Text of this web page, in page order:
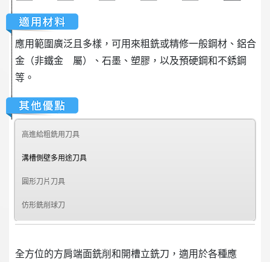
應用範圍廣泛且多樣，可用來粗銑或精修一般鋼材、鋁合
金（非鐵金 屬）、石墨、塑膠，以及預硬鋼和不銹鋼
等。
高進給粗銑用刀具
溝槽側壁多用途刀具
圓形刀片刀具
仿形銑削球刀
全方位的方肩端面銑削和開槽立銑刀，適用於各種應